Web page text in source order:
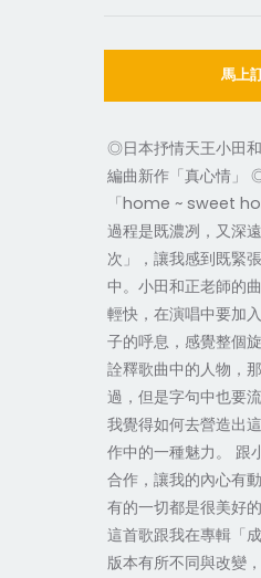
馬上
◎日本抒情天王小田
編曲新作「真心情」
「home ~ sweet
過程是既濃冽，又深
次」，讓我感到既緊
中。小田和正老師的
輕快，在演唱中要加
子的呼息，感覺整個
詮釋歌曲中的人物，
過，但是字句中也要
我覺得如何去營造出
作中的一種魅力。 跟
合作，讓我的內心有
有的一切都是很美好
這首歌跟我在專輯「
版本有所不同與改變